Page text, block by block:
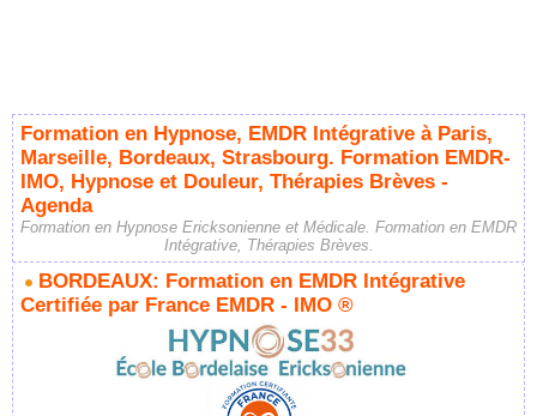
Formation en Hypnose, EMDR Intégrative à Paris,
Marseille, Bordeaux, Strasbourg. Formation EMDR-
IMO, Hypnose et Douleur, Thérapies Brèves -
Agenda
Formation en Hypnose Ericksonienne et Médicale. Formation en EMDR
Intégrative, Thérapies Brèves.
BORDEAUX: Formation en EMDR Intégrative
Certifiée par France EMDR - IMO ®